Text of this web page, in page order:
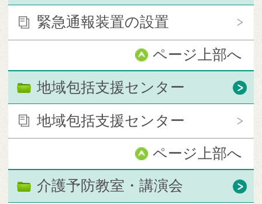
緊急通報装置の設置
ページ上部へ
地域包括支援センター
地域包括支援センター
ページ上部へ
介護予防教室・講演会